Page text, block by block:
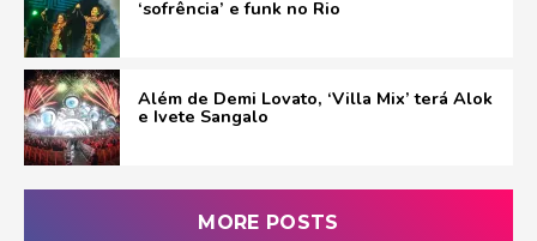
‘sofrência’ e funk no Rio
Além de Demi Lovato, ‘Villa Mix’ terá Alok
e Ivete Sangalo
MORE POSTS